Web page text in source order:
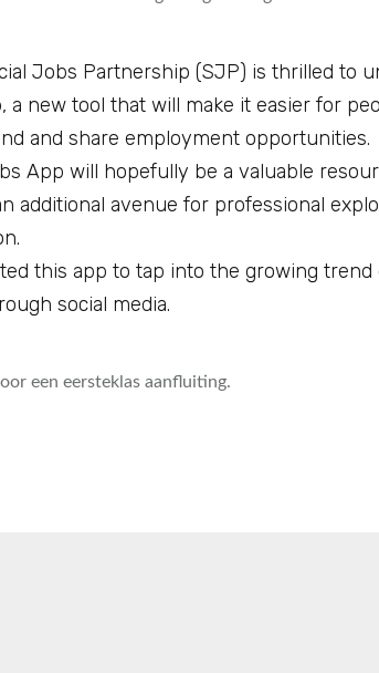
Jobs Partnership (SJP) is thrilled to
a new tool that will make it easier for
and share employment opportunities.
App will hopefully be a valuable
additional avenue for professional
this app to tap into the growing trend
social media.
een eersteklas aanfluiting.